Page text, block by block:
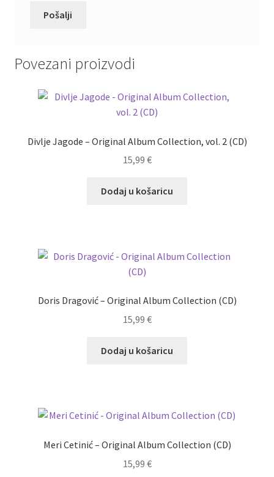
Povezani proizvodi
Divlje Jagode – Original Album Collection, vol. 2 (CD)
15,99 €
Dodaj u košaricu
Doris Dragović – Original Album Collection (CD)
15,99 €
Dodaj u košaricu
Meri Cetinić – Original Album Collection (CD)
15,99 €